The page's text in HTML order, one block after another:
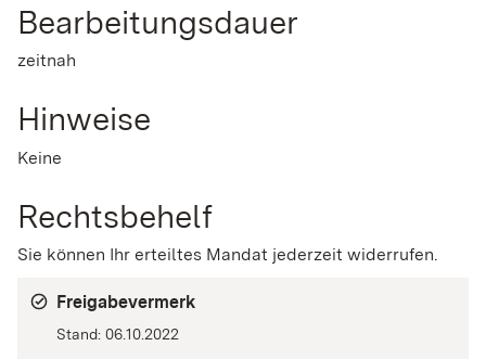
Bearbeitungsdauer
zeitnah
Hinweise
Keine
Rechtsbehelf
Sie können Ihr erteiltes Mandat jederzeit widerrufen.
Freigabevermerk
Stand: 06.10.2022